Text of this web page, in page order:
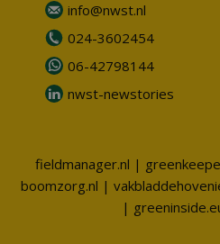
info@nwst.nl
024-3602454
06-42798144
nwst-newstories
fieldmanager.nl |
boomzorg.nl |
|